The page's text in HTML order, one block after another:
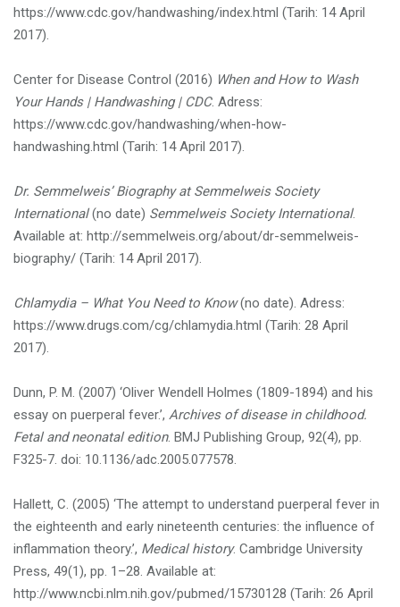
https://www.cdc.gov/handwashing/index.html (Tarih: 14 April
2017).
Center for Disease Control (2016) When and How to Wash
Your Hands | Handwashing | CDC. Adress:
https://www.cdc.gov/handwashing/when-how-
handwashing.html (Tarih: 14 April 2017).
Dr. Semmelweis’ Biography at Semmelweis Society
International(no date) Semmelweis Society International.
Available at: http://semmelweis.org/about/dr-semmelweis-
biography/ (Tarih: 14 April 2017).
Chlamydia – What You Need to Know(no date). Adress:
https://www.drugs.com/cg/chlamydia.html (Tarih: 28 April
2017).
Dunn, P. M. (2007) ‘Oliver Wendell Holmes (1809-1894) and his
essay on puerperal fever.’, Archives of disease in childhood.
Fetal and neonatal edition. BMJ Publishing Group, 92(4), pp.
F325-7. doi: 10.1136/adc.2005.077578.
Hallett, C. (2005) ‘The attempt to understand puerperal fever in
the eighteenth and early nineteenth centuries: the influence of
inflammation theory.’, Medical history. Cambridge University
Press, 49(1), pp. 1–28. Available at:
http://www.ncbi.nlm.nih.gov/pubmed/15730128 (Tarih: 26 April